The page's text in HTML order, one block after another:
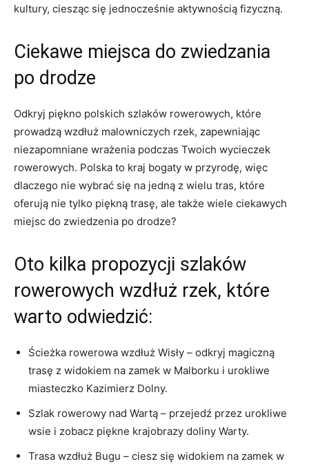
kultury, ciesząc się jednocześnie aktywnością fizyczną.
Ciekawe miejsca do zwiedzania
po drodze
Odkryj piękno polskich szlaków rowerowych, które
prowadzą wzdłuż malowniczych rzek, zapewniając
niezapomniane wrażenia podczas Twoich wycieczek
rowerowych. Polska to ​kraj bogaty ‍w przyrodę, więc
dlaczego nie wybrać się na jedną z wielu tras, które
oferują nie tylko piękną trasę, ale także wiele ⁢ciekawych
⁤miejsc do zwiedzenia po drodze?
Oto kilka propozycji szlaków
rowerowych wzdłuż rzek, które
warto odwiedzić:
Ścieżka rowerowa wzdłuż Wisły – ‌odkryj magiczną
trasę z widokiem na zamek w Malborku i urokliwe
miasteczko Kazimierz Dolny.
Szlak rowerowy nad Wartą – przejedź przez urokliwe
wsie i zobacz piękne krajobrazy doliny Warty.
Trasa wzdłuż Bugu – ciesz ⁣się widokiem na⁢ zamek w